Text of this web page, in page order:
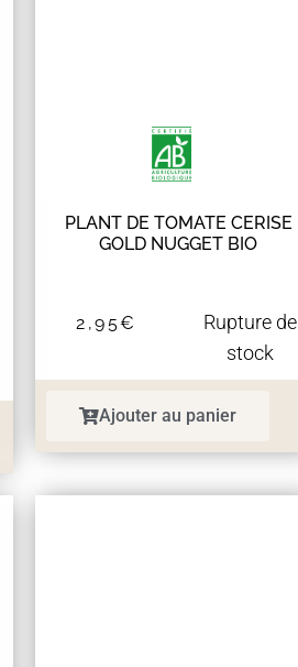
PLANT DE TOMATE CERISE
GOLD NUGGET BIO
2,95€
Rupture de
stock
Ajouter au panier